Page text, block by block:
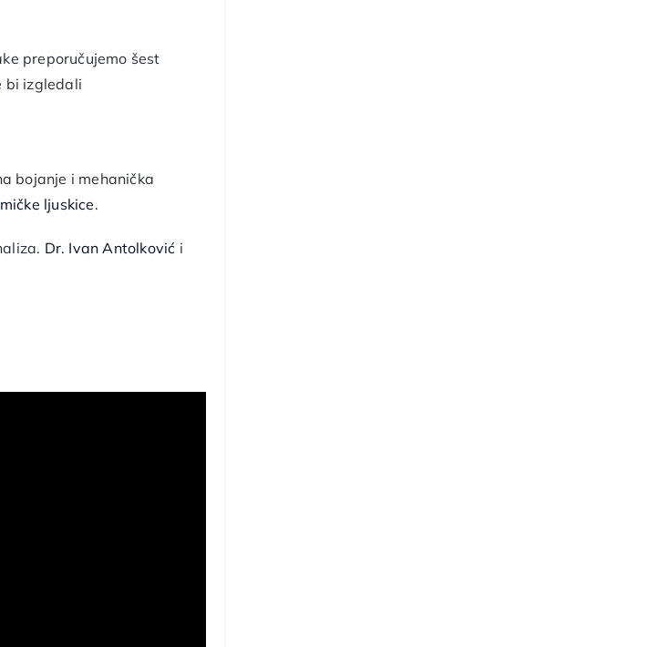
preporučujemo šest
bi izgledali
bojanje i mehanička
ljuskice.
Dr. Ivan Antolković i